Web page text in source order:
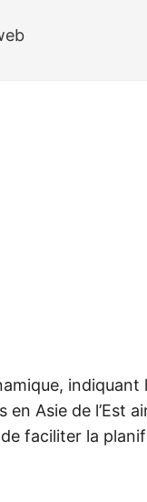
indiquant
Asie de l’Est
faciliter la